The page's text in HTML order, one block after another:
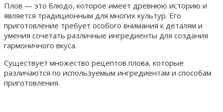
Плов — это блюдо, которое имеет древнюю историю и
является традиционным для многих культур. Его
приготовление требует особого внимания к деталям и
умения сочетать различные ингредиенты для создания
гармоничного вкуса.
Существует множество рецептов плова, которые
различаются по используемым ингредиентам и способам
приготовления.